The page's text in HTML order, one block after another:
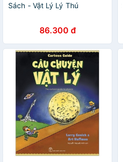
Sách - Vật Lý Lý Thú
86.300 đ